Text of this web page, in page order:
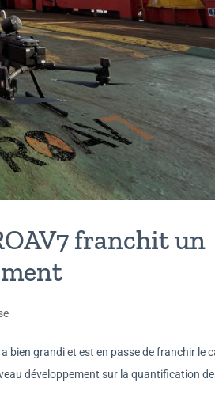
franchit un
bien grandi et est en passe de franchir le
développement sur la quantification